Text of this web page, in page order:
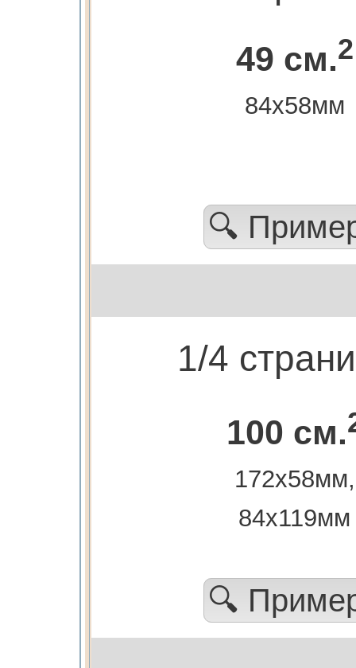
49 см.2
84х58мм
🔍
1/4
100 см.
172х58мм,
84х119мм
🔍